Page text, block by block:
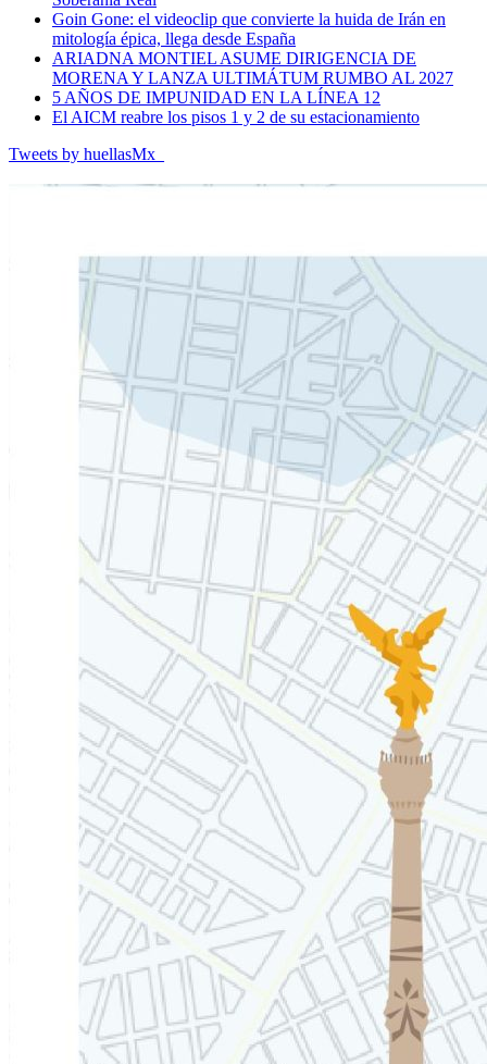
Goin Gone: el videoclip que convierte la huida de Irán en
mitología épica, llega desde España
ARIADNA MONTIEL ASUME DIRIGENCIA DE
MORENA Y LANZA ULTIMÁTUM RUMBO AL 2027
5 AÑOS DE IMPUNIDAD EN LA LÍNEA 12
El AICM reabre los pisos 1 y 2 de su estacionamiento
Tweets by huellasMx_